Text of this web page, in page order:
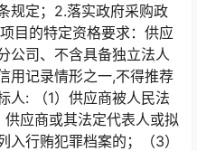
规定；2.落实政府采购政
目的特定资格要求：供应
公司、不含具备独立法人
用记录情形之一,不得推荐
人: （1）供应商被人民法
应商或其法定代表人或拟
行贿犯罪档案的；（3）